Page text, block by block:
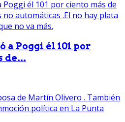
Poggi él 101 por
de...